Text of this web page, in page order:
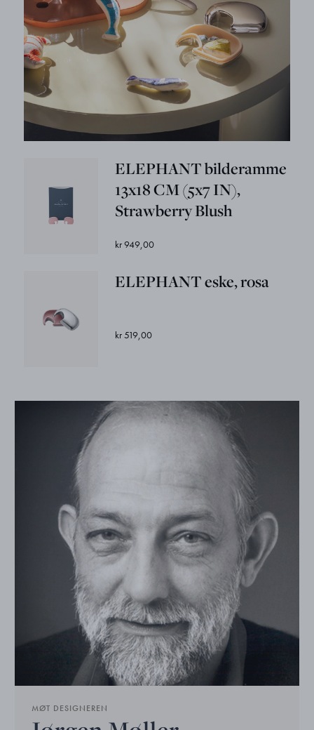
ELEPHANT bilderamme
13x18 CM (5x7 IN),
Strawberry Blush
kr 949,00
ELEPHANT eske, rosa
kr 519,00
MØT DESIGNEREN